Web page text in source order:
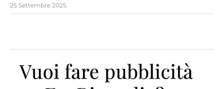
25 Settembre 2025